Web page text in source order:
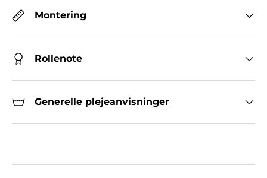
Montering
Rollenote
Generelle plejeanvisninger